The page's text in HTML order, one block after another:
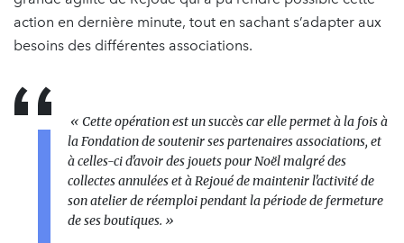
action en dernière minute, tout en sachant s’adapter aux
besoins des différentes associations.
« Cette opération est un succès car elle permet à la fois à
la Fondation de soutenir ses partenaires associations, et
à celles-ci d'avoir des jouets pour Noël malgré des
collectes annulées et à Rejoué de maintenir l'activité de
son atelier de réemploi pendant la période de fermeture
de ses boutiques. »